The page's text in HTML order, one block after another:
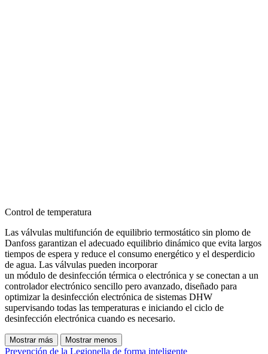
Control de temperatura
Las válvulas multifunción de equilibrio termostático sin plomo de
Danfoss garantizan el adecuado equilibrio dinámico que evita largos
tiempos de espera y reduce el consumo energético y el desperdicio
de agua. Las válvulas pueden incorporar
un módulo de desinfección térmica o electrónica y se conectan a un
controlador electrónico sencillo pero avanzado, diseñado para
optimizar la desinfección electrónica de sistemas DHW
supervisando todas las temperaturas e iniciando el ciclo de
desinfección electrónica cuando es necesario.
Mostrar más Mostrar menos
Prevención de la Legionella de forma inteligente